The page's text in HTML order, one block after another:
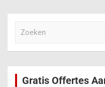
Gratis Offertes